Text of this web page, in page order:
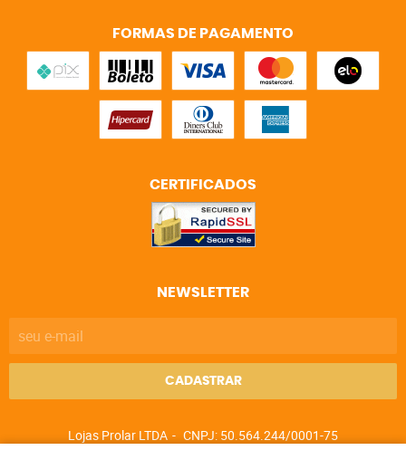
FORMAS DE PAGAMENTO
CERTIFICADOS
NEWSLETTER
CADASTRAR
Lojas Prolar LTDA CNPJ: 50.564.244/0001-75